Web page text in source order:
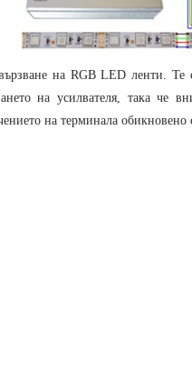
на RGB LED ленти. Те
на усилвателя, така че
на терминала обикновено